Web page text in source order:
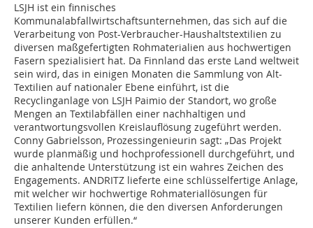
LSJH ist ein finnisches
Kommunalabfallwirtschaftsunternehmen, das sich auf die
Verarbeitung von Post-Verbraucher-Haushaltstextilien zu
diversen maßgefertigten Rohmaterialien aus hochwertigen
Fasern spezialisiert hat. Da Finnland das erste Land weltweit
sein wird, das in einigen Monaten die Sammlung von Alt-
Textilien auf nationaler Ebene einführt, ist die
Recyclinganlage von LSJH Paimio der Standort, wo große
Mengen an Textilabfällen einer nachhaltigen und
verantwortungsvollen Kreislauflösung zugeführt werden.
Conny Gabrielsson, Prozessingenieurin sagt: „Das Projekt
wurde planmäßig und hochprofessionell durchgeführt, und
die anhaltende Unterstützung ist ein wahres Zeichen des
Engagements. ANDRITZ lieferte eine schlüsselfertige Anlage,
mit welcher wir hochwertige Rohmateriallösungen für
Textilien liefern können, die den diversen Anforderungen
unserer Kunden erfüllen.“